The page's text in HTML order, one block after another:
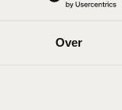
Over